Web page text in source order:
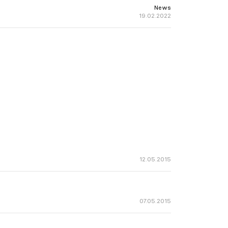
News
19.02.2022
12.05.2015
07.05.2015